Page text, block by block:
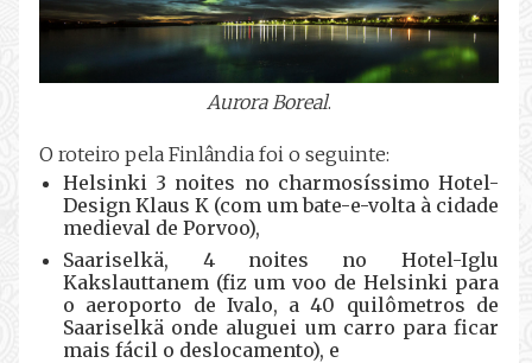
Aurora Boreal.
O roteiro pela Finlândia foi o seguinte:
Helsinki 3 noites no charmosíssimo Hotel-
Design Klaus K (com um bate-e-volta à cidade
medieval de Porvoo),
Saariselkä, 4 noites no Hotel-Iglu
Kakslauttanem (fiz um voo de Helsinki para
o aeroporto de Ivalo, a 40 quilômetros de
Saariselkä onde aluguei um carro para ficar
mais fácil o deslocamento), e